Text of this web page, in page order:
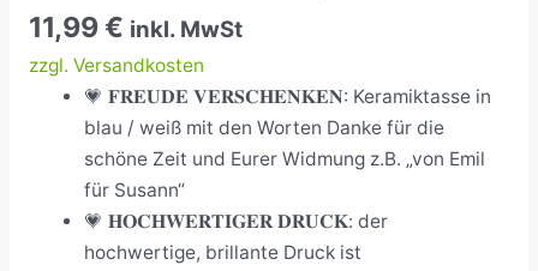
11,99€ inkl. MwSt
zzgl. Versandkosten
💗 𝐅𝐑𝐄𝐔𝐃𝐄 𝐕𝐄𝐑𝐒𝐂𝐇𝐄𝐍𝐊𝐄𝐍: Keramiktasse in
blau / weiß mit den Worten Danke für die
schöne Zeit und Eurer Widmung z.B. „von Emil
für Susann“
💗 𝐇𝐎𝐂𝐇𝐖𝐄𝐑𝐓𝐈𝐆𝐄𝐑 𝐃𝐑𝐔𝐂𝐊: der
hochwertige, brillante Druck ist